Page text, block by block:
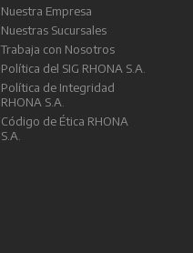
Nuestra Empresa
Nuestras Sucursales
Trabaja con Nosotros
Política del SIG RHONA S.A.
Política de Integridad
RHONA S.A.
Código de Ética RHONA
S.A.